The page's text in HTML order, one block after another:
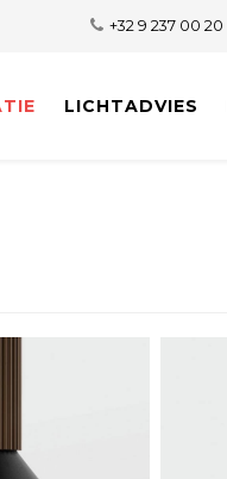
+32 9 237 00 20
LICHTADVIES